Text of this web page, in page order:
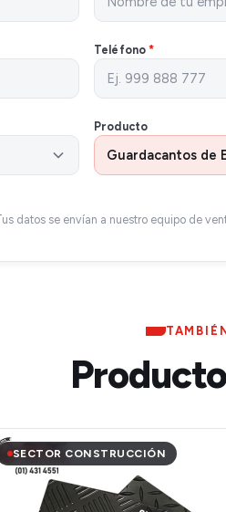
Teléfono*
Producto
datos se envían a nuestro equipo de
SECTOR CONSTRUCCIÓN